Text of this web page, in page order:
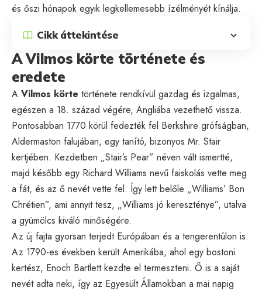
és őszi hónapok egyik legkellemesebb ízélményét kínálja.
Cikk áttekintése
A Vilmos körte története és
eredete
A Vilmos körte története rendkívül gazdag és izgalmas,
egészen a 18. század végére, Angliába vezethető vissza.
Pontosabban 1770 körül fedezték fel Berkshire grófságban,
Aldermaston falujában, egy tanító, bizonyos Mr. Stair
kertjében. Kezdetben „Stair’s Pear” néven vált ismertté,
majd később egy Richard Williams nevű faiskolás vette meg
a fát, és az ő nevét vette fel. Így lett belőle „Williams’ Bon
Chrétien”, ami annyit tesz, „Williams jó kereszténye”, utalva
a gyümölcs kiváló minőségére.
Az új fajta gyorsan terjedt Európában és a tengerentúlon is.
Az 1790-es években került Amerikába, ahol egy bostoni
kertész, Enoch Bartlett kezdte el termeszteni. Ő is a saját
nevét adta neki, így az Egyesült Államokban a mai napig